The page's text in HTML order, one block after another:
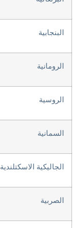
البنجابية
الرومانية
الروسية
السمانية
الجاليكية الاسكتلندية
الصربية